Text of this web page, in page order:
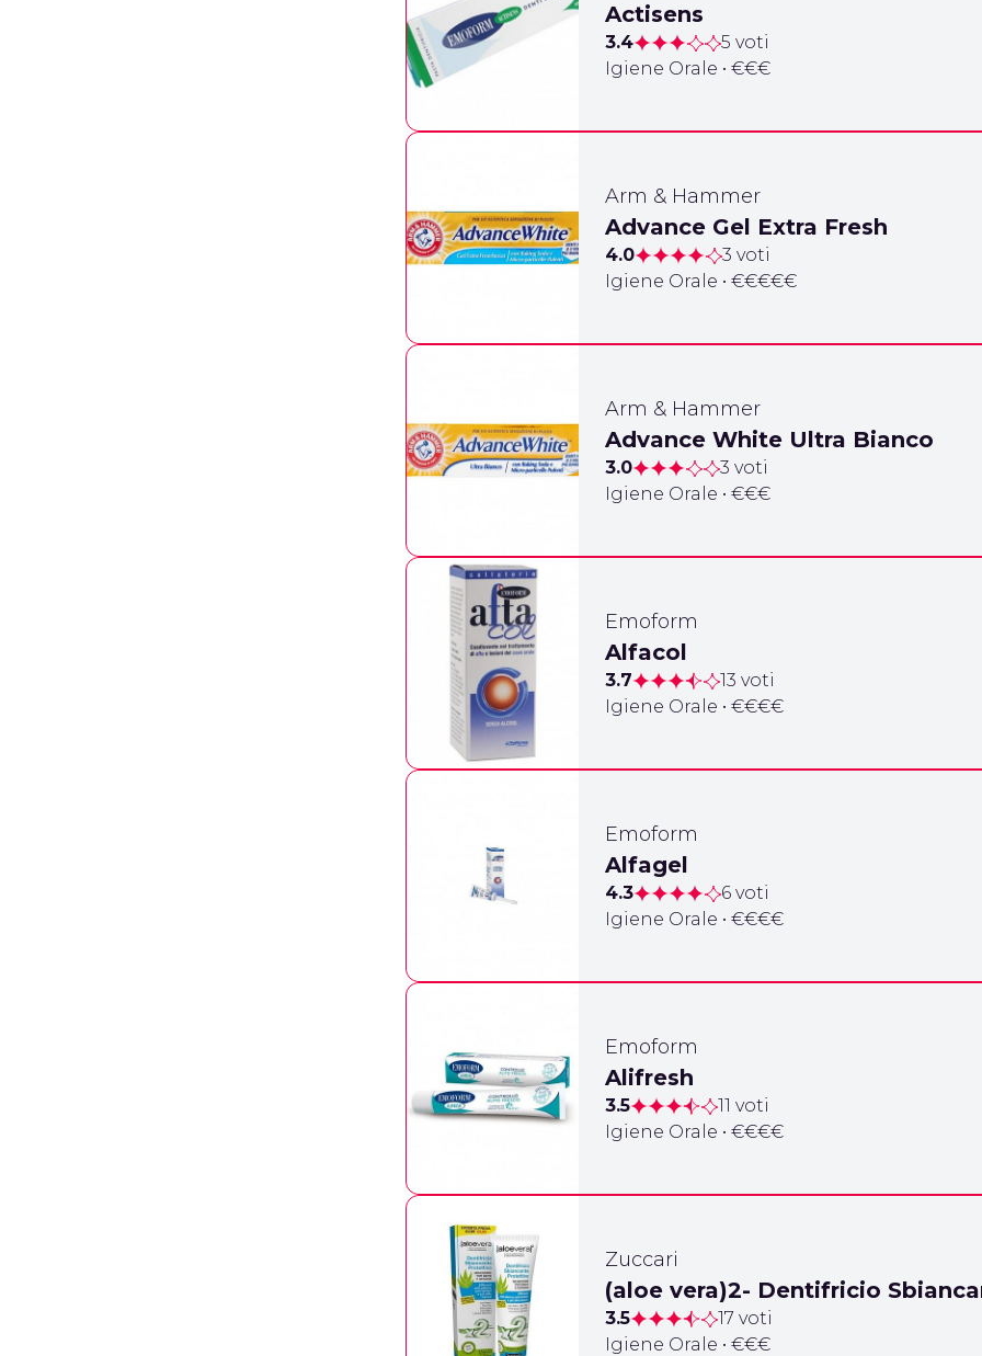
Actisens
3.4
5 voti
Igiene Orale • €€€
Arm & Hammer
Advance Gel Extra Fresh
4.0
3 voti
Igiene Orale • €€€€€
Arm & Hammer
Advance White Ultra Bianco
3.0
3 voti
Igiene Orale • €€€
Emoform
Alfacol
3.7
13 voti
Igiene Orale • €€€€
Emoform
Alfagel
4.3
6 voti
Igiene Orale • €€€€
Emoform
Alifresh
3.5
11 voti
Igiene Orale • €€€€
Zuccari
(aloe vera)2- Dentifricio
3.5
17 voti
Igiene Orale • €€€